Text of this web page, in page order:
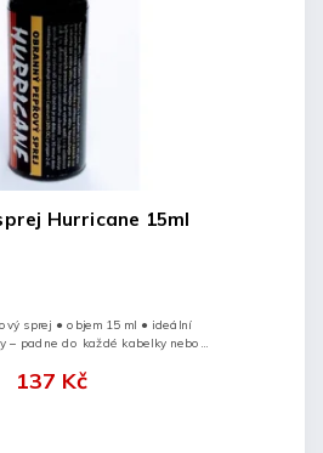
Hurricane 15ml
137 Kč
sprej ● objem 15 ml ● ideální
– padne do každé kabelky nebo